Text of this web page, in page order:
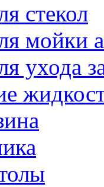
стекол
мойки
ухода